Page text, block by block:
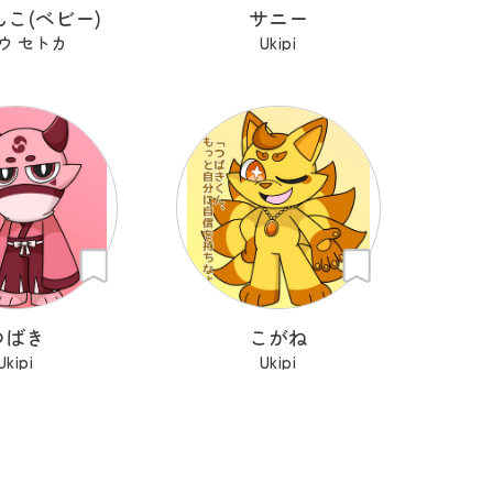
こ(ベビー)
セトカ
サニー
Ukipi
き こがね
Ukipi